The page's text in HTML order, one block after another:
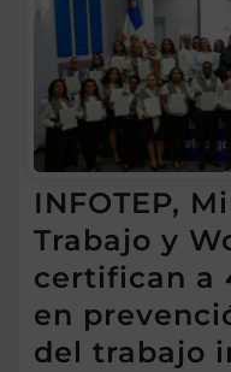
INFOTEP,
Trabajo y
certifican a
en
del trabajo